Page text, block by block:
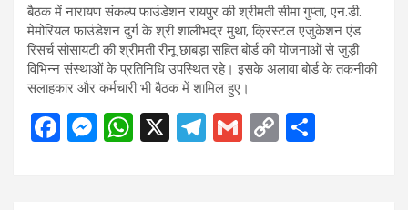
बैठक में नारायण संकल्प फाउंडेशन रायपुर की श्रीमती सीमा गुप्ता, एन.डी.
मेमोरियल फाउंडेशन दुर्ग के श्री शालीभद्र मुथा, क्रिस्टल एजुकेशन एंड
रिसर्च सोसायटी की श्रीमती रीनू छाबड़ा सहित बोर्ड की योजनाओं से जुड़ी
विभिन्न संस्थाओं के प्रतिनिधि उपस्थित रहे। इसके अलावा बोर्ड के तकनीकी
सलाहकार और कर्मचारी भी बैठक में शामिल हुए।
F
ce
M
se
W
at
X
T
e
G
ail
C
py ar